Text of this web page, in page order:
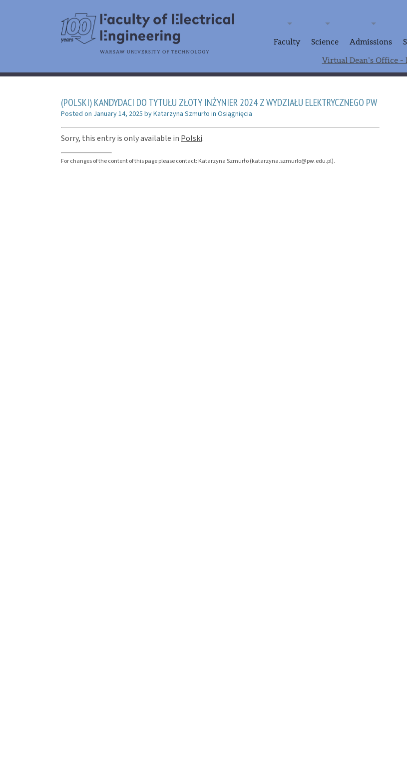
Faculty Science Admissions
Virtual Dean's Office -
(POLSKI) KANDYDACI DO TYTUŁU ZŁOTY INŻYNIER 2024 Z WYDZIAŁU ELEKTRYCZNEGO PW
Posted on January 14, 2025 byKatarzyna Szmurło in Osiągnięcia
Sorry, this entry is only available in Polski.
For changes of the content of this page please contact: Katarzyna Szmurło (katarzyna.szmurlo@pw.edu.pl).